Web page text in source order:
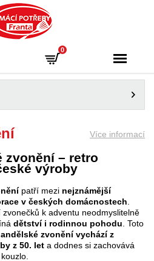
- Příbram
0
Více informací
zvonění – retro
výroby
patří mezi nejznámější
v českých domácnostech
k adventu neodmyslitelně
dětství i rodinnou pohodu . Toto
zvonění vychází z
z 50. let a dodnes si zachovává